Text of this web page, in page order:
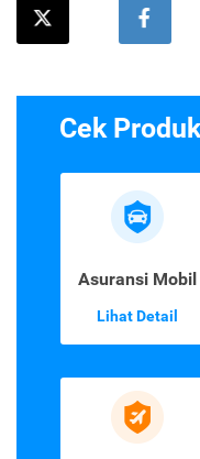
Cek
Asuransi Mobil
Lihat Detail